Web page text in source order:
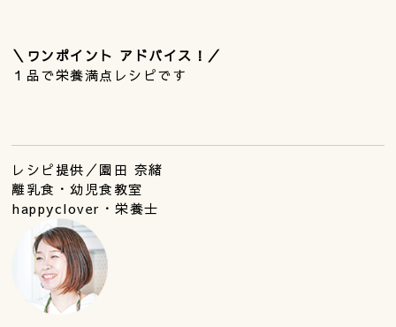
＼ワンポイント アドバイス！／
１品で栄養満点レシピです
レシピ提供／園田 奈緒
離乳食・幼児食教室
happyclover・栄養士